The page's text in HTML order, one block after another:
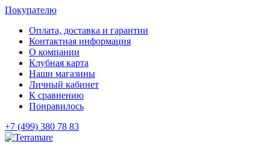
Покупателю
Оплата, доставка и гарантии
Контактная информация
О компании
Клубная карта
Наши магазины
Личный кабинет
К сравнению
Понравилось
+7 (499) 380 78 83